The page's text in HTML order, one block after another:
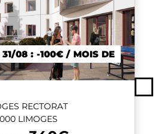
31/08 : -100€ / MOIS DE
RECTORAT
LIMOGES